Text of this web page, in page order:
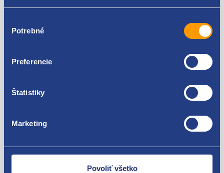
súhlasu
Potrebné
Preferencie
Štatistiky
Marketing
Povoliť všetko
Ponuka použité pneumatiky. Možnosť objednať iba
množstvo, ktoré je aktuálne skladom. Objednávky s
e-shope, budú stornované.
rokom výroby DOT – štvormiestny kód označuje
týždeň a rok výroby pneumatiky. Označenie DOT 1010
Použiteľné pre vozidlá